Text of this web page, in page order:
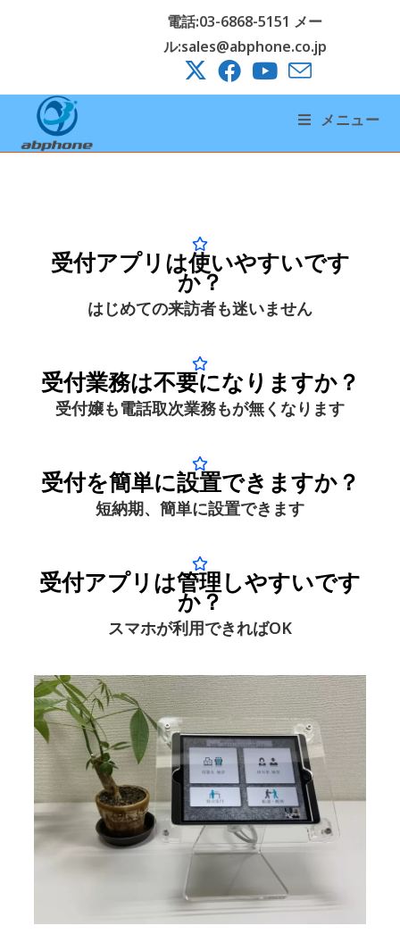
電話:03-6868-5151 メー
ル:sales@abphone.co.jp
メニュー
受付アプリは使いやすいです
か？
はじめての来訪者も迷いません
受付業務は不要になりますか？
受付嬢も電話取次業務もが無くなります
受付を簡単に設置できますか？
短納期、簡単に設置できます
受付アプリは管理しやすいです
か？
スマホが利用できればOK